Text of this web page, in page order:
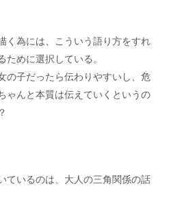
く為には、こういう語り方をすれ
めに選択している。
の子だったら伝わりやすいし、危
ゃんと本質は伝えていくというの
ているのは、大人の三角関係の話